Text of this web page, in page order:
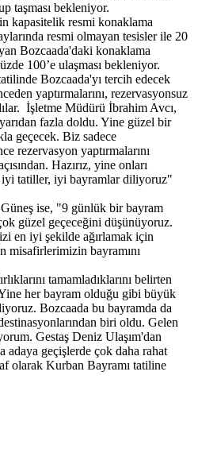
taşması bekleniyor.
kapasitelik resmi konaklama
resmi olmayan tesisler ile 20
Bozcaada'daki konaklama
100’e ulaşması bekleniyor.
Bozcaada'yı tercih edecek
yaptırmalarını, rezervasyonsuz
İşletme Müdürü İbrahim Avcı,
fazla doldu. Yine güzel bir
geçecek. Biz sadece
rezervasyon yaptırmalarını
Hazırız, yine onları
tatiller, iyi bayramlar diliyoruz"
ise, "9 günlük bir bayram
güzel geçeceğini düşünüyoruz.
en iyi şekilde ağırlamak için
misafirlerimizin bayramını
tamamladıklarını belirten
her bayram olduğu gibi büyük
Bozcaada bu bayramda da
biri oldu. Gelen
Gestaş Deniz Ulaşım'dan
adaya geçişlerde çok daha rahat
olarak Kurban Bayramı tatiline